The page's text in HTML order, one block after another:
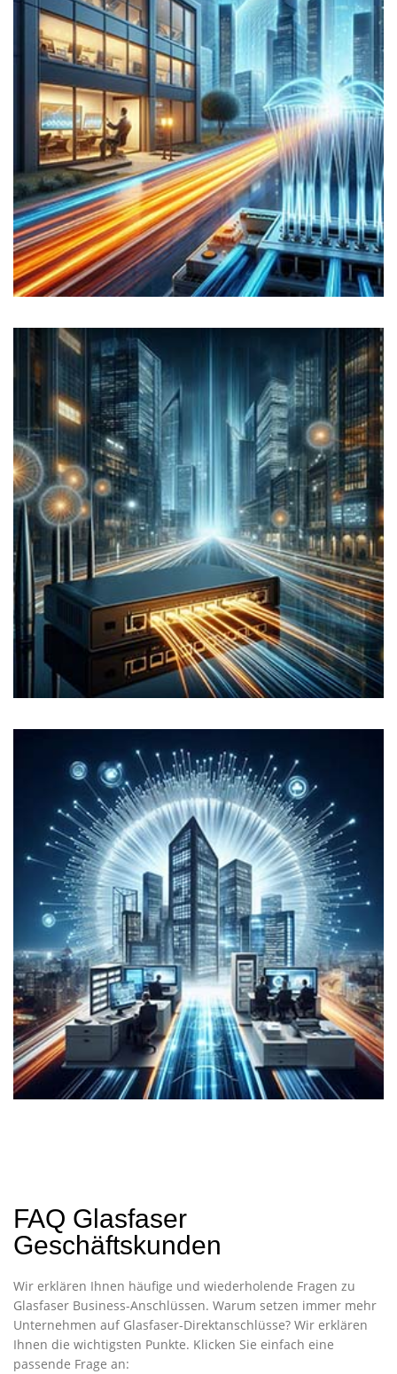
FAQ Glasfaser
Geschäftskunden
Wir erklären Ihnen häufige und wiederholende Fragen zu
Glasfaser Business-Anschlüssen. Warum setzen immer mehr
Unternehmen auf Glasfaser-Direktanschlüsse? Wir erklären
Ihnen die wichtigsten Punkte. Klicken Sie einfach eine
passende Frage an: